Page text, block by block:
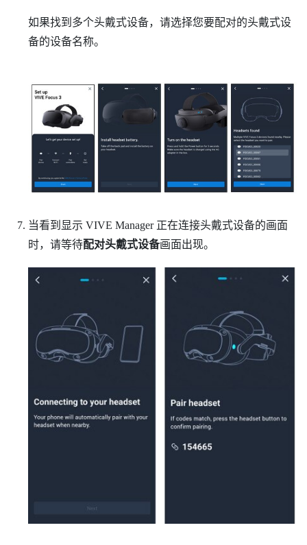
如果找到多个头戴式设备，请选择您要配对的头戴式设
备的设备名称。
当看到显示 VIVE Manager正在连接头戴式设备的画面
时，请等待配对头戴式设备画面出现。